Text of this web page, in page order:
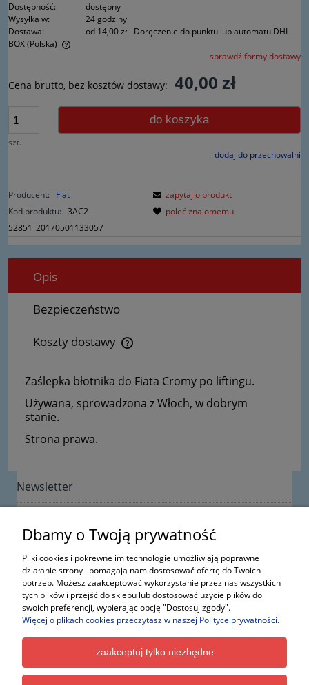
Dostępność:
dostępny
Wysyłka w:
24 godziny
Dostawa:
od 14,00 zł- Doręczenie do punktu lub automatu DHL
BOX(Polska)
Cena nie zawiera ewentualnych kosztów płatnościsprawdź formy dostawy
Cena brutto, bez kosztów dostawy: 40,00 zł
szt.
do koszyka
dodaj do przechowalni
Producent:
Fiat
Kod produktu: 3AC2-
52851_20170501133057
zapytaj o produkt
poleć znajomemu
Opis
Bezpieczeństwo
Koszty dostawy
Cena nie zawiera ewentualnych kosztów płatności
Zaślepka błotnika do Fiata Cromy po liftingu.
Używana, sprowadzona z Włoch, w dobrym
stanie.
Strona prawa.
Newsletter
Informacje
Moje konto
Kontakt
Dbamy o Twoją prywatność
Pliki cookies i pokrewne im technologie umożliwiają poprawne
działanie strony i pomagają nam dostosować ofertę do Twoich
potrzeb. Możesz zaakceptować wykorzystanie przez nas wszystkich
tych plików i przejść do sklepu lub dostosować użycie plików do
swoich preferencji, wybierając opcję "Dostosuj zgody".
Więcej o plikach cookies przeczytasz w naszej Polityce prywatności.
zaakceptuj tylko niezbędne